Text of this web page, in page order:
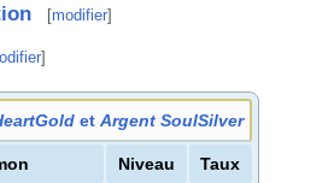
[modifier]
]
et Argent SoulSilver
Niveau Taux